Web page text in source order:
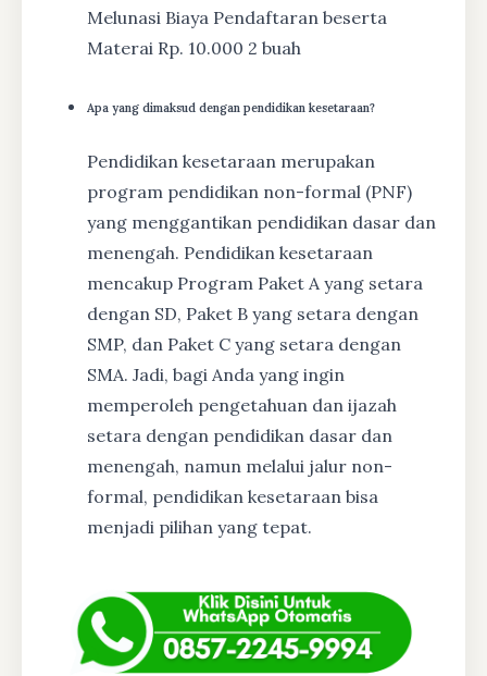
Melunasi Biaya Pendaftaran beserta
Materai Rp. 10.000 2 buah
Apa yang dimaksud dengan pendidikan kesetaraan?
Pendidikan kesetaraan merupakan
program pendidikan non-formal (PNF)
yang menggantikan pendidikan dasar dan
menengah. Pendidikan kesetaraan
mencakup Program Paket A yang setara
dengan SD, Paket B yang setara dengan
SMP, dan Paket C yang setara dengan
SMA. Jadi, bagi Anda yang ingin
memperoleh pengetahuan dan ijazah
setara dengan pendidikan dasar dan
menengah, namun melalui jalur non-
formal, pendidikan kesetaraan bisa
menjadi pilihan yang tepat.